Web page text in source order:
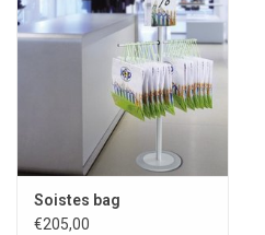
Soistes bag
€205,00